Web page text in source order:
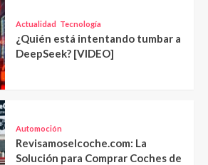
Actualidad Tecnología
¿Quién está intentando tumbar a
DeepSeek? [VIDEO]
Automoción
Revisamoselcoche.com: La
Solución para Comprar Coches de